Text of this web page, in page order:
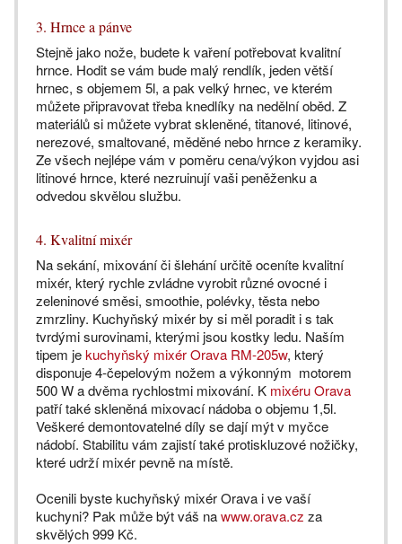
3. Hrnce a pánve
Stejně jako nože, budete k vaření potřebovat kvalitní
hrnce. Hodit se vám bude malý rendlík, jeden větší
hrnec, s objemem 5l, a pak velký hrnec, ve kterém
můžete připravovat třeba knedlíky na nedělní oběd. Z
materiálů si můžete vybrat skleněné, titanové, litinové,
nerezové, smaltované, měděné nebo hrnce z keramiky.
Ze všech nejlépe vám v poměru cena/výkon vyjdou asi
litinové hrnce, které nezruinují vaši peněženku a
odvedou skvělou službu.
4. Kvalitní mixér
Na sekání, mixování či šlehání určitě oceníte kvalitní
mixér, který rychle zvládne vyrobit různé ovocné i
zeleninové směsi, smoothie, polévky, těsta nebo
zmrzliny. Kuchyňský mixér by si měl poradit i s tak
tvrdými surovinami, kterými jsou kostky ledu. Naším
tipem jekuchyňský mixér Orava RM-205w, který
disponuje 4-čepelovým nožem a výkonným motorem
500 W a dvěma rychlostmi mixování. K mixéru Orava
patří také skleněná mixovací nádoba o objemu 1,5l.
Veškeré demontovatelné díly se dají mýt v myčce
nádobí. Stabilitu vám zajistí také protiskluzové nožičky,
které udrží mixér pevně na místě.
Ocenili byste kuchyňský mixér Orava i ve vaší
kuchyni? Pak může být váš nawww.orava.cz za
skvělých 999 Kč.